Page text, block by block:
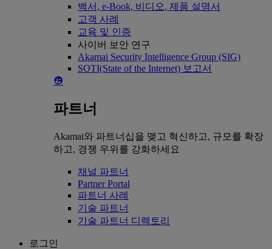
백서, e-Book, 비디오, 제품 설명서
고객 사례
교육 및 인증
사이버 보안 연구
Akamai Security Intelligence Group (SIG)
SOTI(State of the Internet) 보고서
파트너
Akamai와 파트너십을 맺고 혁신하고, 규모를 확장
하고, 경쟁 우위를 강화하세요
채널 파트너
Partner Portal
파트너 사례
기술 파트너
기술 파트너 디렉토리
로그인